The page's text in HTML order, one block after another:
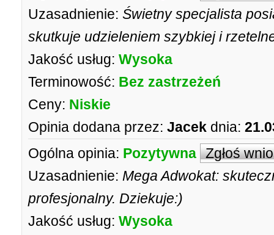
Uzasadnienie: Świetny specjalista
skutkuje udzieleniem szybkiej i
Jakość usług: Wysoka
Terminowość: Bez zastrzeżeń
Ceny: Niskie
Opinia dodana przez: Jacek dnia:
Ogólna opinia: Pozytywna Zgłoś
Uzasadnienie: Mega Adwokat:
profesjonalny. Dziekuje:)
Jakość usług: Wysoka